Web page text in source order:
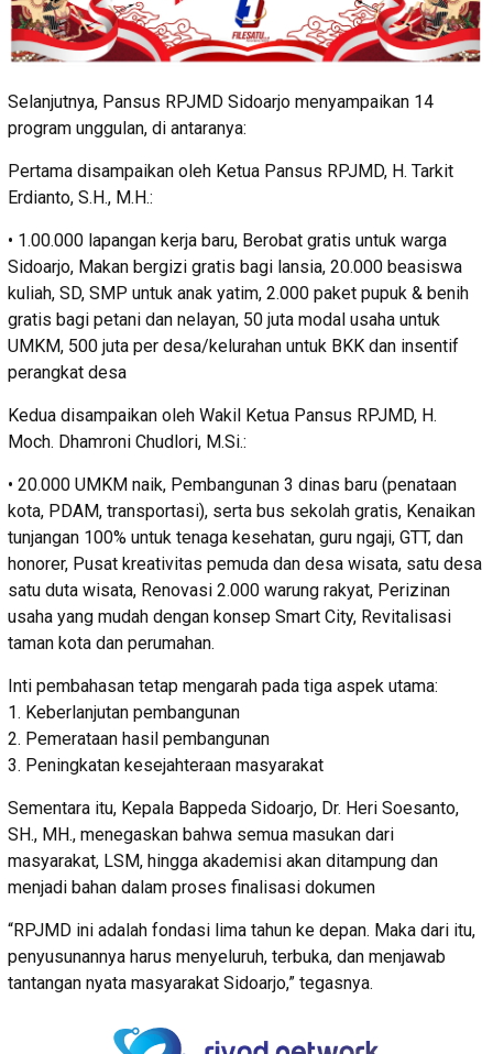
Selanjutnya, Pansus RPJMD Sidoarjo menyampaikan 14
program unggulan, di antaranya:
Pertama disampaikan oleh Ketua Pansus RPJMD, H. Tarkit
Erdianto, S.H., M.H.:
• 1.00.000 lapangan kerja baru, Berobat gratis untuk warga
Sidoarjo, Makan bergizi gratis bagi lansia, 20.000 beasiswa
kuliah, SD, SMP untuk anak yatim, 2.000 paket pupuk & benih
gratis bagi petani dan nelayan, 50 juta modal usaha untuk
UMKM, 500 juta per desa/kelurahan untuk BKK dan insentif
perangkat desa
Kedua disampaikan oleh Wakil Ketua Pansus RPJMD, H.
Moch. Dhamroni Chudlori, M.Si.:
• 20.000 UMKM naik, Pembangunan 3 dinas baru (penataan
kota, PDAM, transportasi), serta bus sekolah gratis, Kenaikan
tunjangan 100% untuk tenaga kesehatan, guru ngaji, GTT, dan
honorer, Pusat kreativitas pemuda dan desa wisata, satu desa
satu duta wisata, Renovasi 2.000 warung rakyat, Perizinan
usaha yang mudah dengan konsep Smart City, Revitalisasi
taman kota dan perumahan.
Inti pembahasan tetap mengarah pada tiga aspek utama:
1. Keberlanjutan pembangunan
2. Pemerataan hasil pembangunan
3. Peningkatan kesejahteraan masyarakat
Sementara itu, Kepala Bappeda Sidoarjo, Dr. Heri Soesanto,
SH., MH., menegaskan bahwa semua masukan dari
masyarakat, LSM, hingga akademisi akan ditampung dan
menjadi bahan dalam proses finalisasi dokumen
“RPJMD ini adalah fondasi lima tahun ke depan. Maka dari itu,
penyusunannya harus menyeluruh, terbuka, dan menjawab
tantangan nyata masyarakat Sidoarjo,” tegasnya.